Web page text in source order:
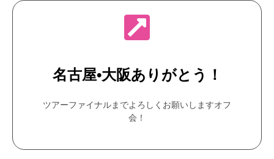
名古屋•大阪ありがとう！
ツアーファイナルまでよろしくお願いしますオフ
会！